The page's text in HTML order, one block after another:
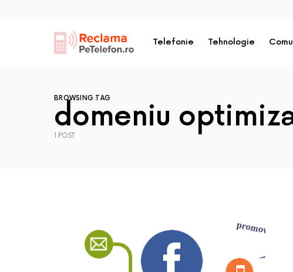
Telefonie Tehnologie
BROWSING TAG
domeniu
1 POST